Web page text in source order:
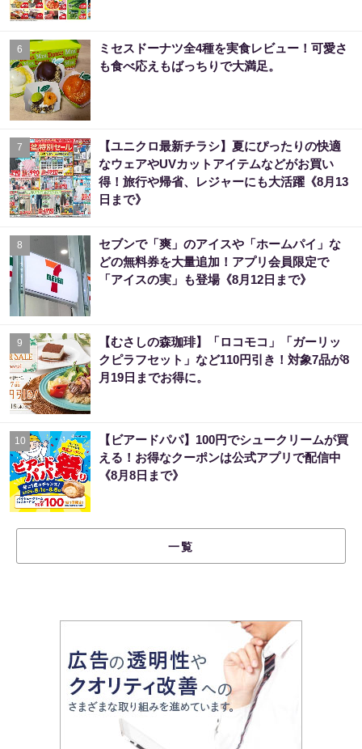
6
ミセスドーナツ全4種を実食レビュー！可愛さ
も食べ応えもばっちりで大満足。
7
【ユニクロ最新チラシ】夏にぴったりの快適
なウェアやUVカットアイテムなどがお買い
得！旅行や帰省、レジャーにも大活躍《8月13
日まで》
8
セブンで「爽」のアイスや「ホームパイ」な
どの無料券を大量追加！アプリ会員限定で
「アイスの実」も登場《8月12日まで》
9
【むさしの森珈琲】「ロコモコ」「ガーリッ
クピラフセット」など110円引き！対象7品が8
月19日までお得に。
10
【ビアードパパ】100円でシュークリームが買
える！お得なクーポンは公式アプリで配信中
《8月8日まで》
一覧